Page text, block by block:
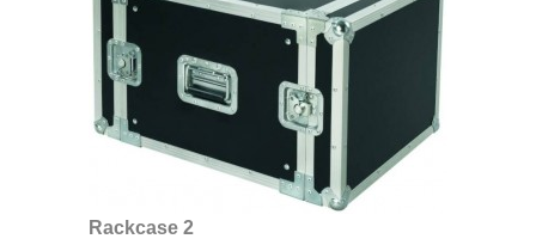
Rackcase 2